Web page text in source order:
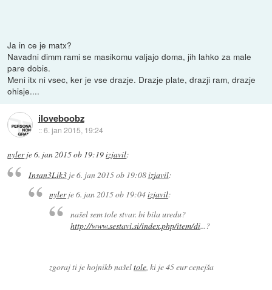
Ja in ce je matx?
Navadni dimm rami se masikomu valjajo doma, jih lahko za male
pare dobis.
Meni itx ni vsec, ker je vse drazje. Drazje plate, drazji ram, drazje
ohisje....
iloveboobz
::6. jan 2015, 19:24
nylerje6. jan 2015 ob 19:19izjavil:
Insan3Lik3je6. jan 2015 ob 19:08izjavil:
nylerje6. jan 2015 ob 19:04izjavil:
našel sem tole stvar. bi bila uredu?
http://www.sestavi.si/index.php/item/di...?
zgoraj ti je hojnikb našeltole, ki je 45 eur cenejša